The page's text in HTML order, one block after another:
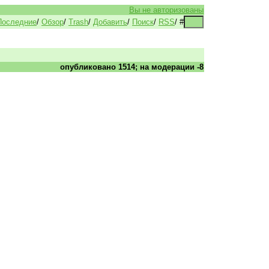
Вы не авторизованы
/ Обзор/ Trash/ Добавить/ Поиск/ RSS/ #
опубликовано 1514; на модерации -8